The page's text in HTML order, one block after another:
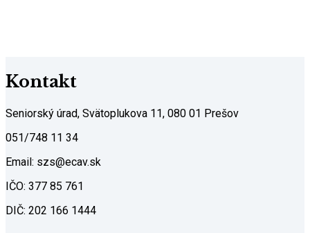
Kontakt
Seniorský úrad, Svätoplukova 11, 080 01 Prešov
051/748 11 34
Email: szs@ecav.sk
IČO: 377 85 761
DIČ: 202 166 1444